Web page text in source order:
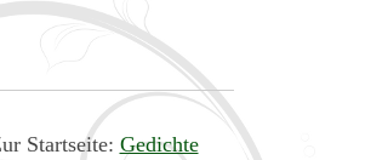
Startseite: Gedichte